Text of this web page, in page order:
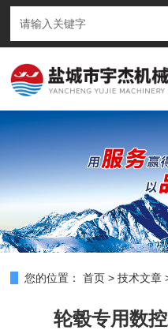
您的位置： 首页 >技术文章
轮毂专用数